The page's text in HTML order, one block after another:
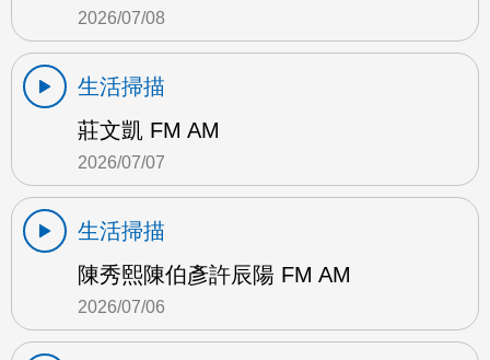
2026/07/08
生活掃描
莊文凱 FM AM
2026/07/07
生活掃描
陳秀熙陳伯彥許辰陽 FM AM
2026/07/06